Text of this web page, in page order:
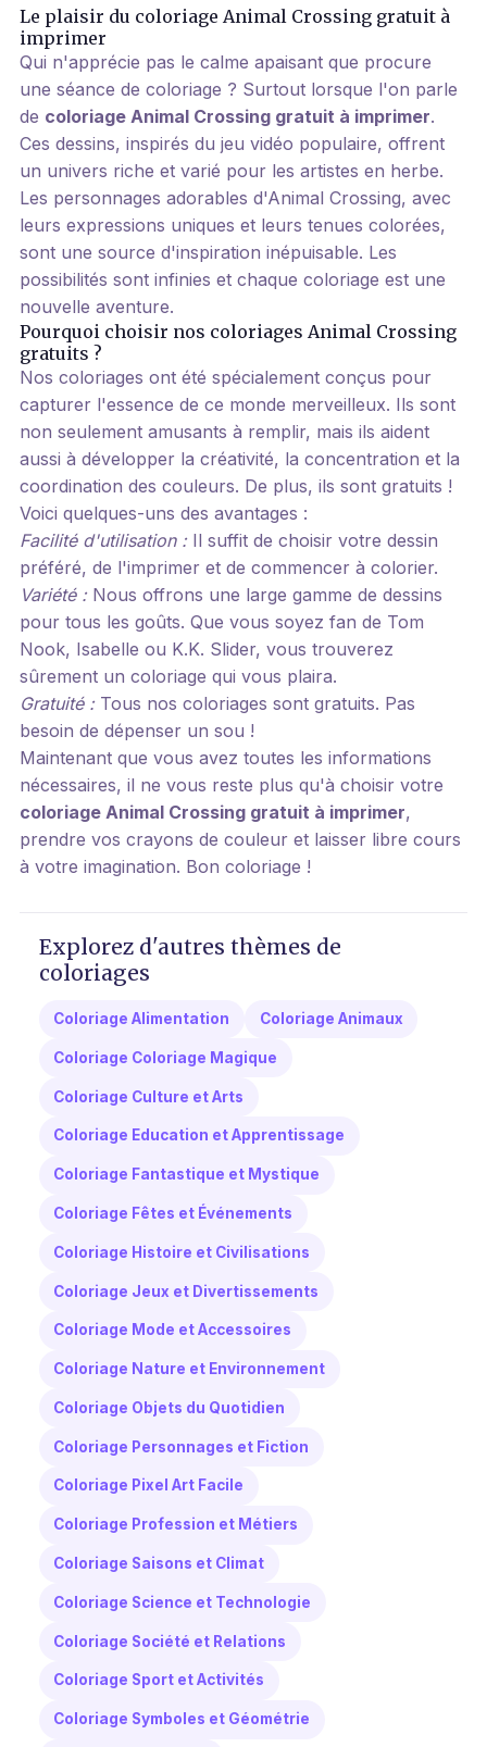
Le plaisir du coloriage Animal Crossing gratuit à
imprimer
Qui n'apprécie pas le calme apaisant que procure
une séance de coloriage ? Surtout lorsque l'on parle
de coloriage Animal Crossing gratuit à imprimer.
Ces dessins, inspirés du jeu vidéo populaire, offrent
un univers riche et varié pour les artistes en herbe.
Les personnages adorables d'Animal Crossing, avec
leurs expressions uniques et leurs tenues colorées,
sont une source d'inspiration inépuisable. Les
possibilités sont infinies et chaque coloriage est une
nouvelle aventure.
Pourquoi choisir nos coloriages Animal Crossing
gratuits ?
Nos coloriages ont été spécialement conçus pour
capturer l'essence de ce monde merveilleux. Ils sont
non seulement amusants à remplir, mais ils aident
aussi à développer la créativité, la concentration et la
coordination des couleurs. De plus, ils sont gratuits !
Voici quelques-uns des avantages :
Facilité d'utilisation :Il suffit de choisir votre dessin
préféré, de l'imprimer et de commencer à colorier.
Variété :Nous offrons une large gamme de dessins
pour tous les goûts. Que vous soyez fan de Tom
Nook, Isabelle ou K.K. Slider, vous trouverez
sûrement un coloriage qui vous plaira.
Gratuité :Tous nos coloriages sont gratuits. Pas
besoin de dépenser un sou !
Maintenant que vous avez toutes les informations
nécessaires, il ne vous reste plus qu'à choisir votre
coloriage Animal Crossing gratuit à imprimer,
prendre vos crayons de couleur et laisser libre cours
à votre imagination. Bon coloriage !
Explorez d'autres thèmes de
coloriages
Coloriage Alimentation Coloriage Animaux
Coloriage Coloriage Magique
Coloriage Culture et Arts
Coloriage Education et Apprentissage
Coloriage Fantastique et Mystique
Coloriage Fêtes et Événements
Coloriage Histoire et Civilisations
Coloriage Jeux et Divertissements
Coloriage Mode et Accessoires
Coloriage Nature et Environnement
Coloriage Objets du Quotidien
Coloriage Personnages et Fiction
Coloriage Pixel Art Facile
Coloriage Profession et Métiers
Coloriage Saisons et Climat
Coloriage Science et Technologie
Coloriage Société et Relations
Coloriage Sport et Activités
Coloriage Symboles et Géométrie